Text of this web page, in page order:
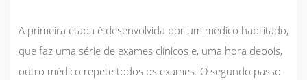
A primeira etapa é desenvolvida por um médico habilitado,
que faz uma série de exames clínicos e, uma hora depois,
outro médico repete todos os exames. O segundo passo